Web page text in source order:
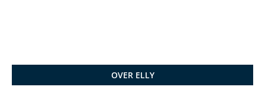
OVER ELLY